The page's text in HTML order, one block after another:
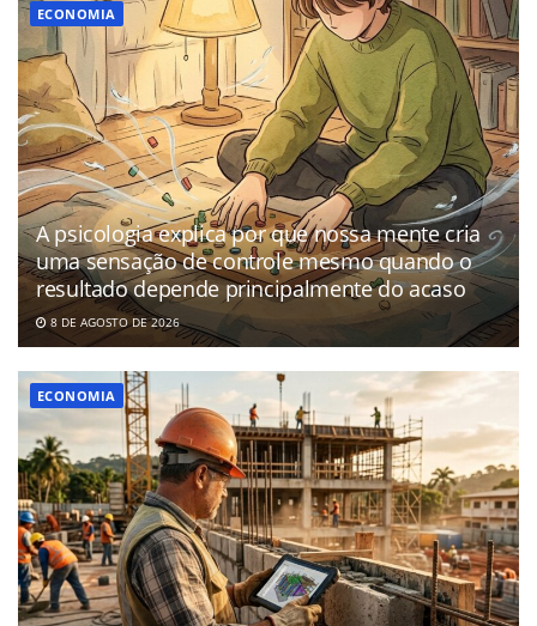
ECONOMIA
A psicologia explica por que nossa mente cria
uma sensação de controle mesmo quando o
resultado depende principalmente do acaso
8 DE AGOSTO DE 2026
ECONOMIA